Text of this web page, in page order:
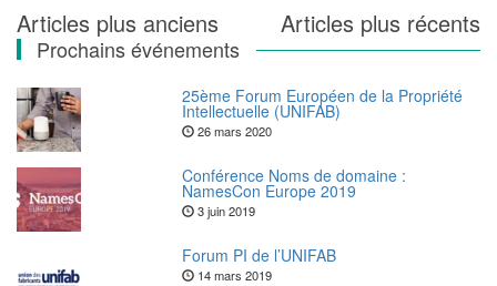
Navigation
des
articles
Articles plus anciens Articles plus récents
Prochains événements
25ème Forum Européen de la Propriété
Intellectuelle (UNIFAB)
26 mars 2020
Conférence Noms de domaine :
NamesCon Europe 2019
3 juin 2019
Forum PI de l’UNIFAB
14 mars 2019